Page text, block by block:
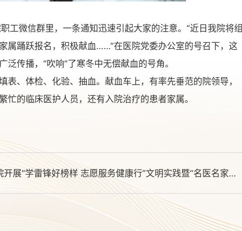
工微信群里，一条通知迅速引起大家的注意。“近日我院将组
属踊跃报名，积极献血……”在医院党委办公室的号召下，这
传播，“吹响”了寒冬中无偿献血的号角。
表、体检、化验、抽血。献血车上，有率先垂范的院领导，
忙的临床医护人员，还有入院治疗的患者家属。
阜外华中心血管病医院开展“学雷锋好榜样 志愿服务健康行”文明实践暨“名医名家平舆行”活动